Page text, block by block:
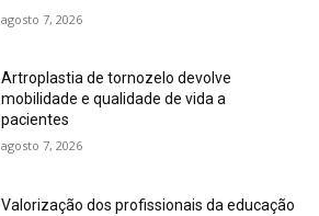
agosto 7, 2026
Artroplastia de tornozelo devolve
mobilidade e qualidade de vida a
pacientes
agosto 7, 2026
Valorização dos profissionais da educação